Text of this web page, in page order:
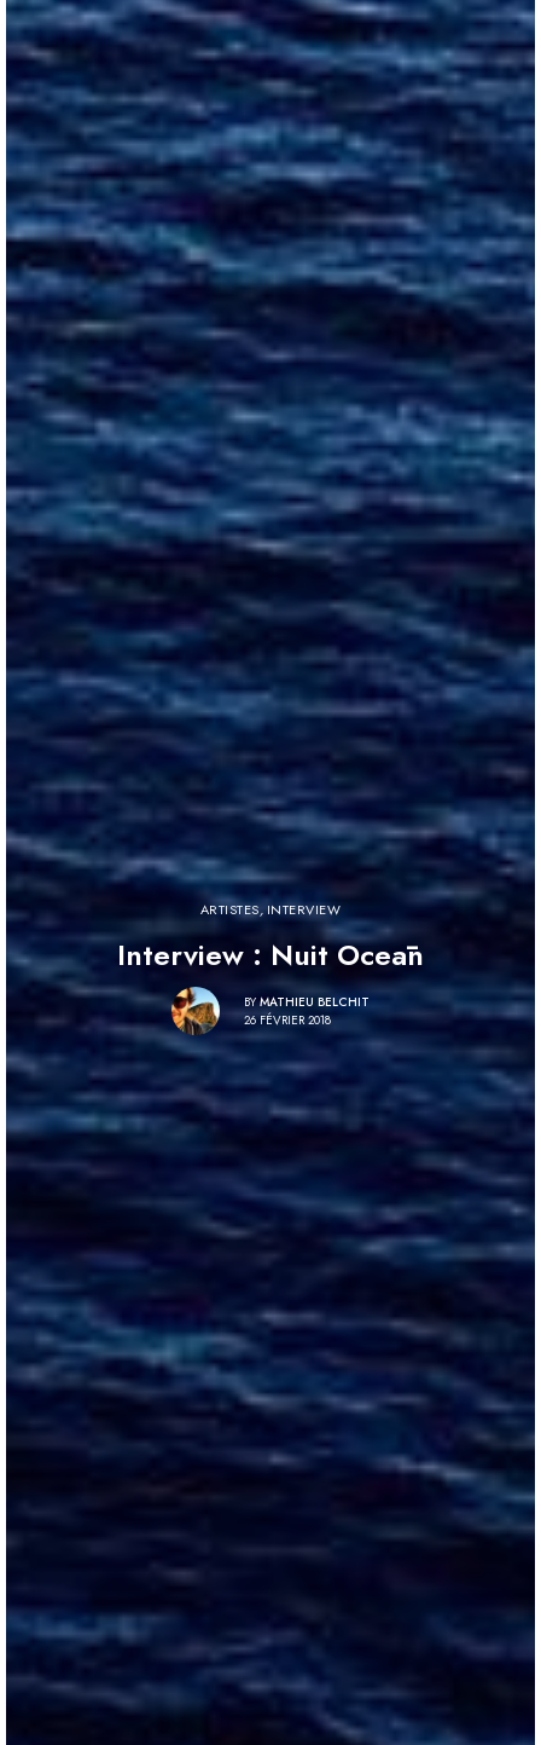
ARTISTES,INTERVIEW
Interview : Nuit Oceān
BY MATHIEU BELCHIT
26 FÉVRIER 2018